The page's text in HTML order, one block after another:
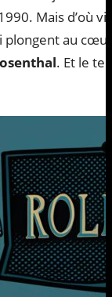
Mais d’où
au
. Et le